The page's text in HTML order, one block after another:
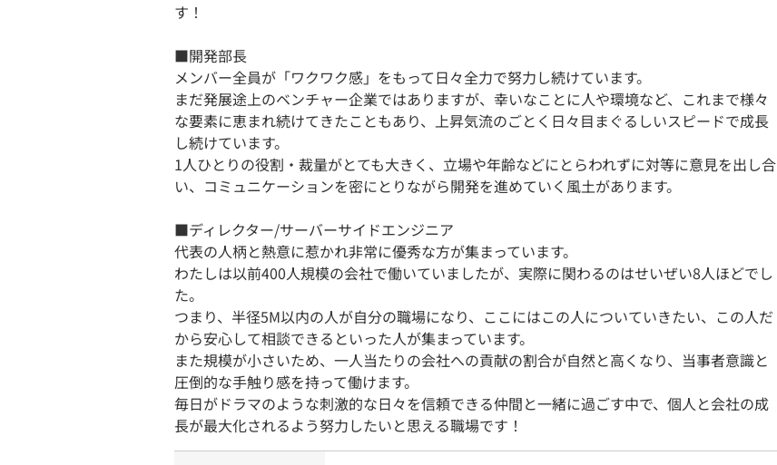
す！
■開発部長
メンバー全員が「ワクワク感」をもって日々全力で努力し続けています。
まだ発展途上のベンチャー企業ではありますが、幸いなことに人や環境など、これまで様々
な要素に恵まれ続けてきたこともあり、上昇気流のごとく日々目まぐるしいスピードで成長
し続けています。
1人ひとりの役割・裁量がとても大きく、立場や年齢などにとらわれずに対等に意見を出し合
い、コミュニケーションを密にとりながら開発を進めていく風土があります。
■ディレクター/サーバーサイドエンジニア
代表の人柄と熱意に惹かれ非常に優秀な方が集まっています。
わたしは以前400人規模の会社で働いていましたが、実際に関わるのはせいぜい8人ほどでし
た。
つまり、半径5M以内の人が自分の職場になり、ここにはこの人についていきたい、この人だ
から安心して相談できるといった人が集まっています。
また規模が小さいため、一人当たりの会社への貢献の割合が自然と高くなり、当事者意識と
圧倒的な手触り感を持って働けます。
毎日がドラマのような刺激的な日々を信頼できる仲間と一緒に過ごす中で、個人と会社の成
長が最大化されるよう努力したいと思える職場です！